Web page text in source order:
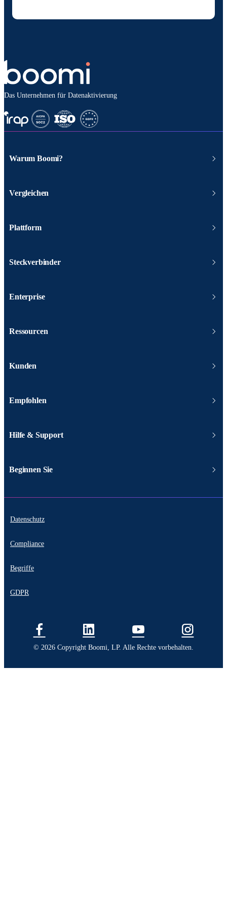
Das Unternehmen für Datenaktivierung
Warum Boomi?
Vergleichen
Plattform
Steckverbinder
Enterprise
Ressourcen
Kunden
Empfohlen
Hilfe & Support
Beginnen Sie
Datenschutz
Compliance
Begriffe
GDPR
© 2026 Copyright Boomi, LP. Alle Rechte vorbehalten.